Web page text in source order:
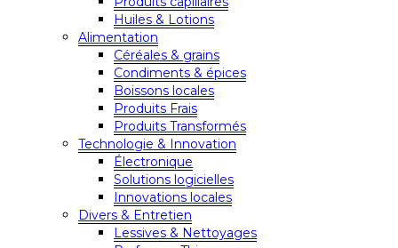
Huiles & Lotions
Alimentation
Céréales & grains
Condiments & épices
Boissons locales
Produits Frais
Produits Transformés
Technologie & Innovation
Électronique
Solutions logicielles
Innovations locales
Divers & Entretien
Lessives & Nettoyages